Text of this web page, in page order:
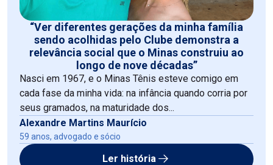
“Ver diferentes gerações da minha família
sendo acolhidas pelo Clube demonstra a
relevância social que o Minas construiu ao
longo de nove décadas”
Nasci em 1967, e o Minas Tênis esteve comigo em
cada fase da minha vida: na infância quando corria por
seus gramados, na maturidade dos...
Alexandre Martins Maurício
59 anos, advogado e sócio
Ler história